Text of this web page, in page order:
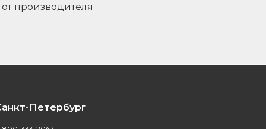
от производителя
Петербург